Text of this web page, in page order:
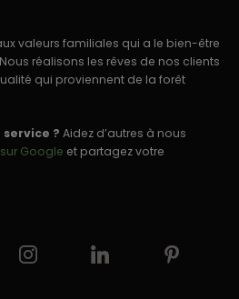
valeurs familiales qui a le bien-être
réalisons les rêves de nos clients
qui proviennent de la forêt
? Aidez d’autres à nous
Google et partagez votre